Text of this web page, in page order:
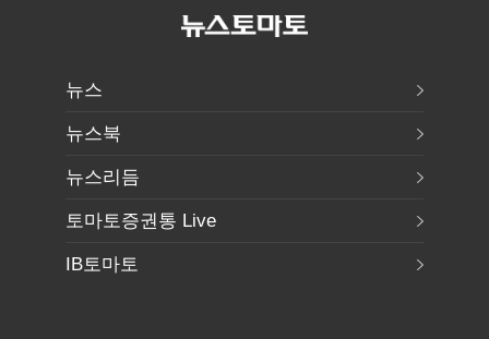
뉴스
뉴스북
뉴스리듬
토마토증권통 Live
IB토마토